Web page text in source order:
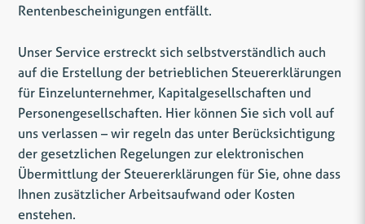
Rentenbescheinigungen entfällt.
Unser Service erstreckt sich selbstverständlich auch
auf die Erstellung der betrieblichen Steuererklärungen
für Einzelunternehmer, Kapitalgesellschaften und
Personengesellschaften. Hier können Sie sich voll auf
uns verlassen – wir regeln das unter Berücksichtigung
der gesetzlichen Regelungen zur elektronischen
Übermittlung der Steuererklärungen für Sie, ohne dass
Ihnen zusätzlicher Arbeitsaufwand oder Kosten
enstehen.